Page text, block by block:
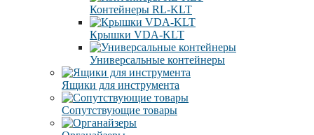
Контейнеры RL-KLT
Крышки VDA-KLT
Универсальные контейнеры
Ящики для инструмента
Сопутствующие товары